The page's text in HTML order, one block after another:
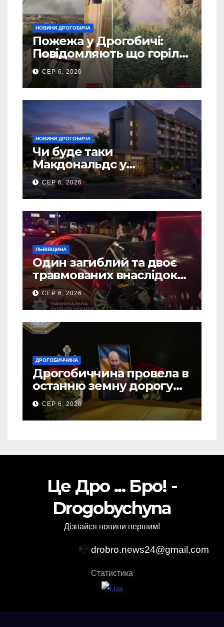
НОВИНИ ДРОГОБИЧА
Пожежа у Дрогобичі:
Повідомляють що горіло
5 гаражів (Відео)
СЕР 6, 2026
НОВИНИ ДРОГОБИЧА
Чи буде таки
Макдональдс у
Дрогобичі? (Фото)
СЕР 6, 2026
ЛЬВІВЩИНА
Один загиблий та двоє
травмованих внаслідок
ДТП на Самбірщині
СЕР 6, 2026
ДРОГОБИЧЧИНА
Дрогобиччина провела в
останню земну дорогу
свого Захисника – Олега
Торського
СЕР 6, 2026
Це Дро ... Бро! -
Drogobychyna
Дізнайся новини першим!
📭 drobro.news24@gmail.com
Статистика